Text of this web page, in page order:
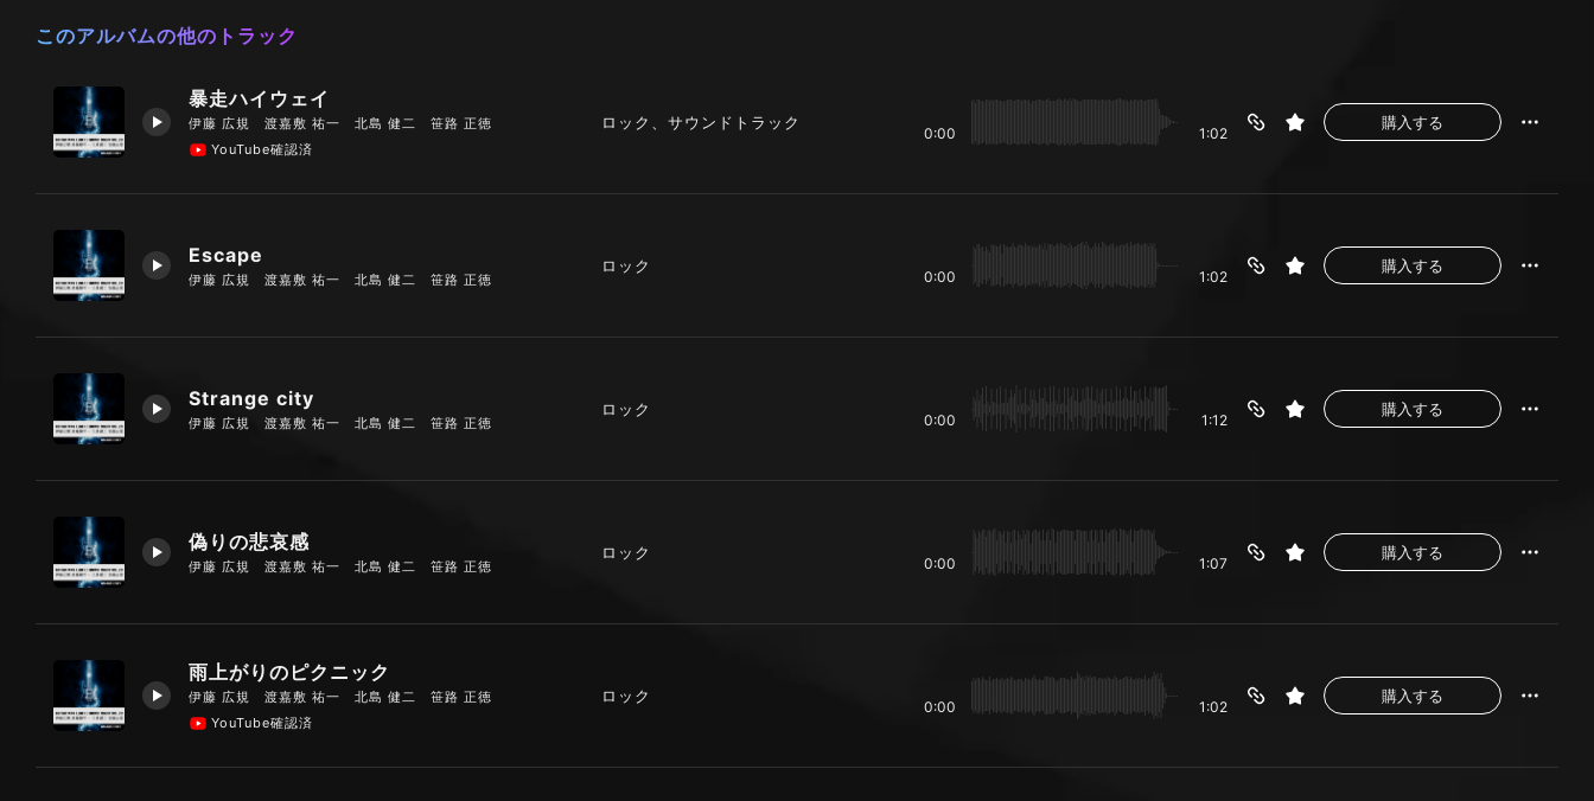
このアルバムの他のトラック
暴走ハイウェイ
伊藤 広規 渡嘉敷 祐一 北島 健二 笹路 正徳
YouTube確認済
ロック、サウンドトラック
0:00 1:02
購入する
Escape
伊藤 広規 渡嘉敷 祐一 北島 健二 笹路 正徳
ロック
0:00 1:02
購入する
Strange city
伊藤 広規 渡嘉敷 祐一 北島 健二 笹路 正徳
ロック
0:00 1:12
購入する
偽りの悲哀感
伊藤 広規 渡嘉敷 祐一 北島 健二 笹路 正徳
ロック
0:00 1:07
購入する
雨上がりのピクニック
伊藤 広規 渡嘉敷 祐一 北島 健二 笹路 正徳
YouTube確認済
ロック
0:00 1:02
購入する